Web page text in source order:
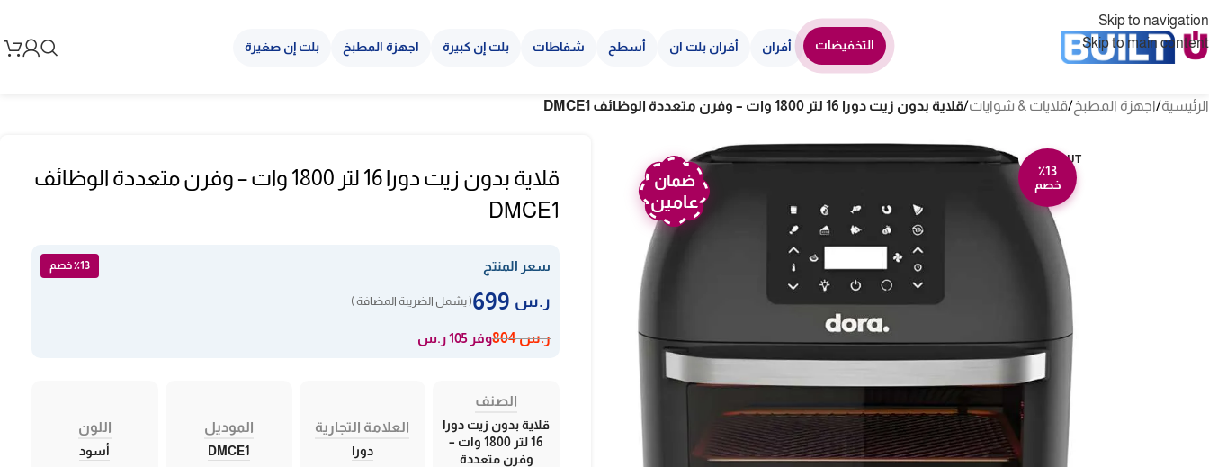
Skip to navigation
Skip to main content
التخفيضات أفران أفران بلت ان أسطح شفاطات بلت إن كبيرة اجهزة المطبخ بلت إن صغيرة
الرئيسية/اجهزة المطبخ/قلايات & شوايات/قلاية بدون زيت دورا 16 لتر 1800 وات – وفرن متعددة الوظائف DMCE1
SOLD OUT
٪13
خصم
ضمان
عامين
قلاية بدون زيت دورا 16 لتر 1800 وات – وفرن متعددة الوظائف
DMCE1
سعر المنتج ٪13 خصم
ر.س ( يشمل الضريبة المضافة )
ر.س804 وفر 105 ر.س
الصنف
قلاية بدون زيت دورا
16 لتر 1800 وات –
وفرن متعددة
العلامة التجارية
دورا
الموديل
DMCE1
اللون
أسود